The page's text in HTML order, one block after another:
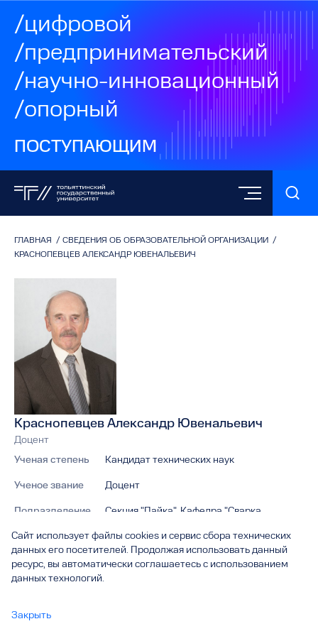
/цифровой
/предпринимательский
/научно-инновационный
/опорный
ПОСТУПАЮЩИМ
ГЛАВНАЯ / СВЕДЕНИЯ ОБ ОБРАЗОВАТЕЛЬНОЙ ОРГАНИЗАЦИИ /
КРАСНОПЕВЦЕВ АЛЕКСАНДР ЮВЕНАЛЬЕВИЧ
Краснопевцев Александр Ювенальевич
Доцент
Ученая степень
Кандидат технических наук
Ученое звание Доцент
Подразделение
Секция "Пайка", Кафедра "Сварка,
родственные процессы", Институт
машиностроения, химии и энергетики
Адрес
Телефон
Сайт использует файлы cookies и сервис сбора технических
данных его посетителей. Продолжая использовать данный
ресурс, вы автоматически соглашаетесь с использованием
данных технологий.
Закрыть